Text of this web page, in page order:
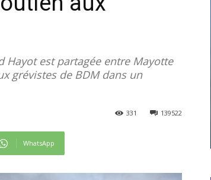
Hayot est partagée entre Mayotte
grévistes de BDM dans un
139522
331
WhatsApp